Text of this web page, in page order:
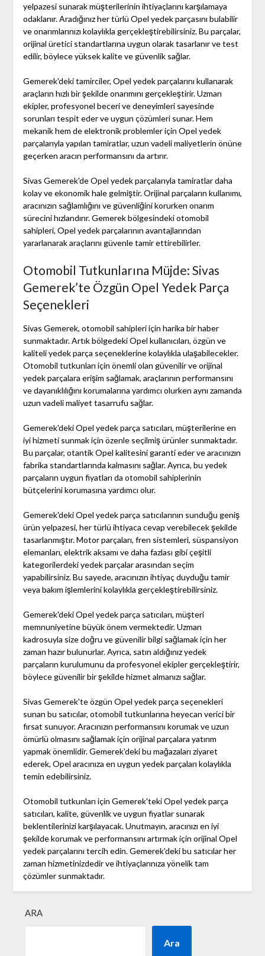
yelpazesi sunarak müşterilerinin ihtiyaçlarını karşılamaya
odaklanır. Aradığınız her türlü Opel yedek parçasını bulabilir
ve onarımlarınızı kolaylıkla gerçekleştirebilirsiniz. Bu parçalar,
orijinal üretici standartlarına uygun olarak tasarlanır ve test
edilir, böylece yüksek kalite ve güvenlik sağlar.
Gemerek'deki tamirciler, Opel yedek parçalarını kullanarak
araçların hızlı bir şekilde onarımını gerçekleştirir. Uzman
ekipler, profesyonel beceri ve deneyimleri sayesinde
sorunları tespit eder ve uygun çözümleri sunar. Hem
mekanik hem de elektronik problemler için Opel yedek
parçalarıyla yapılan tamiratlar, uzun vadeli maliyetlerin önüne
geçerken aracın performansını da artırır.
Sivas Gemerek'de Opel yedek parçalarıyla tamiratlar daha
kolay ve ekonomik hale gelmiştir. Orijinal parçaların kullanımı,
aracınızın sağlamlığını ve güvenliğini korurken onarım
sürecini hızlandırır. Gemerek bölgesindeki otomobil
sahipleri, Opel yedek parçalarının avantajlarından
yararlanarak araçlarını güvenle tamir ettirebilirler.
Otomobil Tutkunlarına Müjde: Sivas
Gemerek’te Özgün Opel Yedek Parça
Seçenekleri
Sivas Gemerek, otomobil sahipleri için harika bir haber
sunmaktadır. Artık bölgedeki Opel kullanıcıları, özgün ve
kaliteli yedek parça seçeneklerine kolaylıkla ulaşabilecekler.
Otomobil tutkunları için önemli olan güvenilir ve orijinal
yedek parçalara erişim sağlamak, araçlarının performansını
ve dayanıklılığını korumalarına yardımcı olurken aynı zamanda
uzun vadeli maliyet tasarrufu sağlar.
Gemerek'deki Opel yedek parça satıcıları, müşterilerine en
iyi hizmeti sunmak için özenle seçilmiş ürünler sunmaktadır.
Bu parçalar, otantik Opel kalitesini garanti eder ve aracınızın
fabrika standartlarında kalmasını sağlar. Ayrıca, bu yedek
parçaların uygun fiyatları da otomobil sahiplerinin
bütçelerini korumasına yardımcı olur.
Gemerek'deki Opel yedek parça satıcılarının sunduğu geniş
ürün yelpazesi, her türlü ihtiyaca cevap verebilecek şekilde
tasarlanmıştır. Motor parçaları, fren sistemleri, süspansiyon
elemanları, elektrik aksamı ve daha fazlası gibi çeşitli
kategorilerdeki yedek parçalar arasından seçim
yapabilirsiniz. Bu sayede, aracınızın ihtiyaç duyduğu tamir
veya bakım işlemlerini kolaylıkla gerçekleştirebilirsiniz.
Gemerek'deki Opel yedek parça satıcıları, müşteri
memnuniyetine büyük önem vermektedir. Uzman
kadrosuyla size doğru ve güvenilir bilgi sağlamak için her
zaman hazır bulunurlar. Ayrıca, satın aldığınız yedek
parçaların kurulumunu da profesyonel ekipler gerçekleştirir,
böylece güvenilir bir şekilde hizmet almanızı sağlar.
Sivas Gemerek'te özgün Opel yedek parça seçenekleri
sunan bu satıcılar, otomobil tutkunlarına heyecan verici bir
fırsat sunuyor. Aracınızın performansını korumak ve uzun
ömürlü olmasını sağlamak için orijinal parçalara yatırım
yapmak önemlidir. Gemerek'deki bu mağazaları ziyaret
ederek, Opel aracınıza en uygun yedek parçaları kolaylıkla
temin edebilirsiniz.
Otomobil tutkunları için Gemerek'teki Opel yedek parça
satıcıları, kalite, güvenlik ve uygun fiyatlar sunarak
beklentilerinizi karşılayacak. Unutmayın, aracınızı en iyi
şekilde korumak ve performansını artırmak için orijinal Opel
yedek parçalarını tercih edin. Gemerek'deki bu satıcılar her
zaman hizmetinizdedir ve ihtiyaçlarınıza yönelik tam
çözümler sunmaktadır.
ARA
Ara